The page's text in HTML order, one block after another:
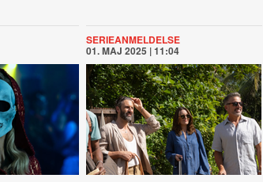
SERIEANMELDELSE
01. MAJ 2025 | 11:04